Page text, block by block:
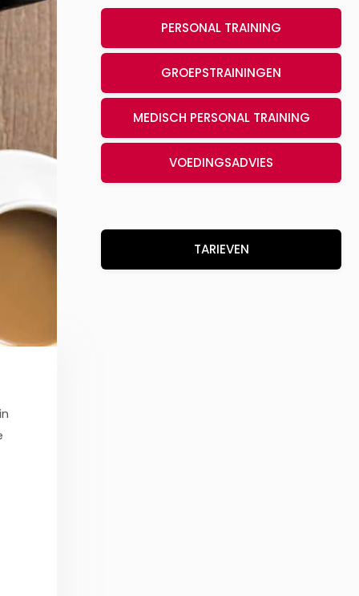
PERSONAL TRAINING
GROEPSTRAININGEN
MEDISCH PERSONAL TRAINING
VOEDINGSADVIES
TARIEVEN